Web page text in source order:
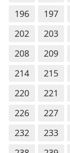
196
197
202
203
208
209
214
215
220
221
226
227
232
233